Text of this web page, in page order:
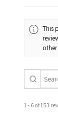
This
1 - 6 of 153